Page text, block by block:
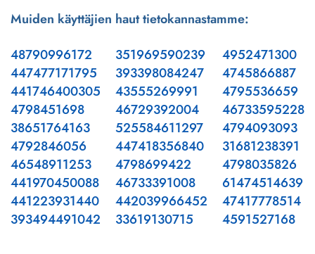
Muiden käyttäjien haut tietokannastamme:
48790996172
447477171795
441746400305
4798451698
38651764163
4792846056
46548911253
441970450088
441223931440
393494491042
351969590239
393398084247
43555269991
46729392004
525584611297
447418356840
4798699422
46733391008
442039966452
33619130715
4952471300
4745866887
4795536659
46733595228
4794093093
31681238391
4798035826
61474514639
47417778514
4591527168